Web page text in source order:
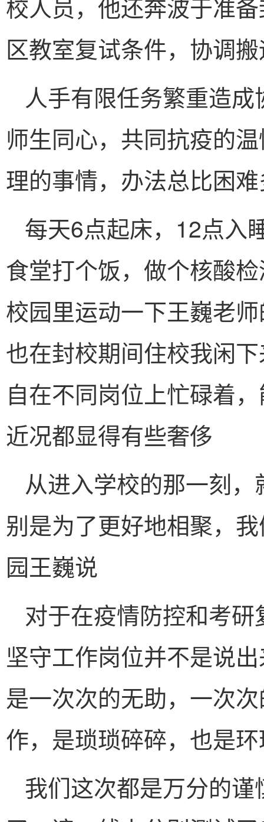
区教室复试条件，协调
人手有限任务繁重造
师生同心，共同抗疫的
理的事情，办法总比困
每天6点起床，12点入
食堂打个饭，做个核酸
校园里运动一下王巍老
也在封校期间住校我闲
自在不同岗位上忙碌着
近况都显得有些奢侈
从进入学校的那一刻
别是为了更好地相聚，
园王巍说
对于在疫情防控和考
坚守工作岗位并不是说
是一次次的无助，一次
作，是琐琐碎碎，也是
我们这次都是万分的